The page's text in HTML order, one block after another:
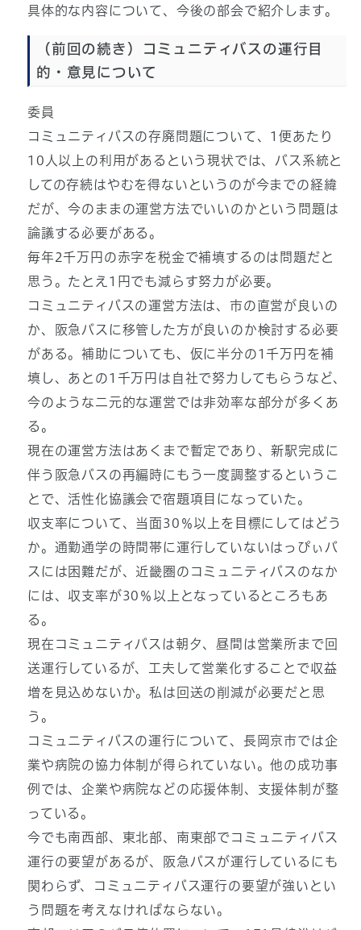
具体的な内容について、今後の部会で紹介します。
（前回の続き）コミュニティバスの運行目
的・意見について
委員
コミュニティバスの存廃問題について、1便あたり
10人以上の利用があるという現状では、バス系統と
しての存続はやむを得ないというのが今までの経緯
だが、今のままの運営方法でいいのかという問題は
論議する必要がある。
毎年2千万円の赤字を税金で補填するのは問題だと
思う。たとえ1円でも減らす努力が必要。
コミュニティバスの運営方法は、市の直営が良いの
か、阪急バスに移管した方が良いのか検討する必要
がある。補助についても、仮に半分の1千万円を補
填し、あとの1千万円は自社で努力してもらうなど、
今のような二元的な運営では非効率な部分が多くあ
る。
現在の運営方法はあくまで暫定であり、新駅完成に
伴う阪急バスの再編時にもう一度調整するというこ
とで、活性化協議会で宿題項目になっていた。
収支率について、当面30％以上を目標にしてはどう
か。通勤通学の時間帯に運行していないはっぴぃバ
スには困難だが、近畿圏のコミュニティバスのなか
には、収支率が30％以上となっているところもあ
る。
現在コミュニティバスは朝夕、昼間は営業所まで回
送運行しているが、工夫して営業化することで収益
増を見込めないか。私は回送の削減が必要だと思
う。
コミュニティバスの運行について、長岡京市では企
業や病院の協力体制が得られていない。他の成功事
例では、企業や病院などの応援体制、支援体制が整
っている。
今でも南西部、東北部、南東部でコミュニティバス
運行の要望があるが、阪急バスが運行しているにも
関わらず、コミュニティバス運行の要望が強いとい
う問題を考えなければならない。